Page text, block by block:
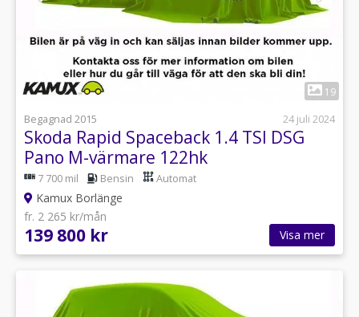
19
Begagnad 2015
24 juli 2024
Skoda Rapid Spaceback 1.4 TSI DSG
Pano M-värmare 122hk
7 700 mil Bensin Automat
Kamux Borlänge
fr. 2 265 kr/mån
139 800 kr Visa mer